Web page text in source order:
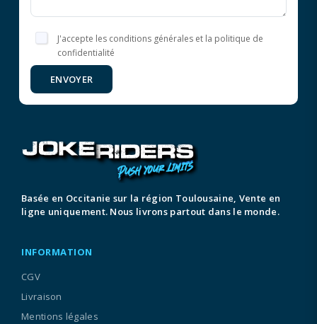
J'accepte les conditions générales et la politique de
confidentialité
ENVOYER
Basée en Occitanie sur la région Toulousaine, Vente en
ligne uniquement. Nous livrons partout dans le monde.
INFORMATION
CGV
Livraison
Mentions légales